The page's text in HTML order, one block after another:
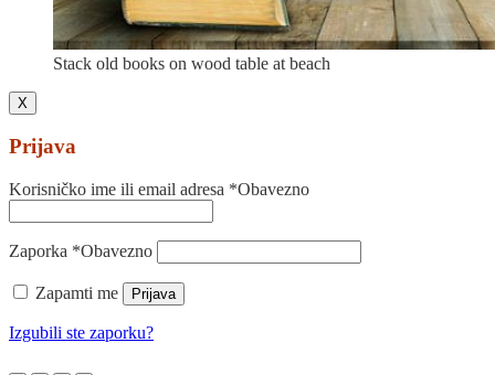
Stack old books on wood table at beach
X
Prijava
Korisničko ime ili email adresa *Obavezno
Zaporka *Obavezno
Zapamti me Prijava
Izgubili ste zaporku?